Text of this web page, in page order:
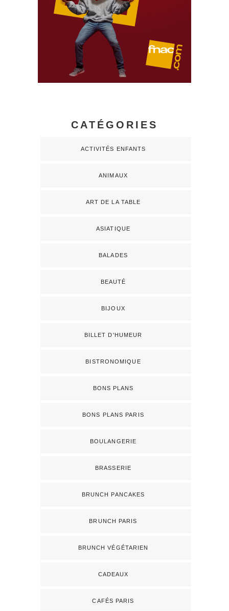
CATÉGORIES
ACTIVITÉS ENFANTS
ANIMAUX
ART DE LA TABLE
ASIATIQUE
BALADES
BEAUTÉ
BIJOUX
BILLET D'HUMEUR
BISTRONOMIQUE
BONS PLANS
BONS PLANS PARIS
BOULANGERIE
BRASSERIE
BRUNCH PANCAKES
BRUNCH PARIS
BRUNCH VÉGÉTARIEN
CADEAUX
CAFÉS PARIS